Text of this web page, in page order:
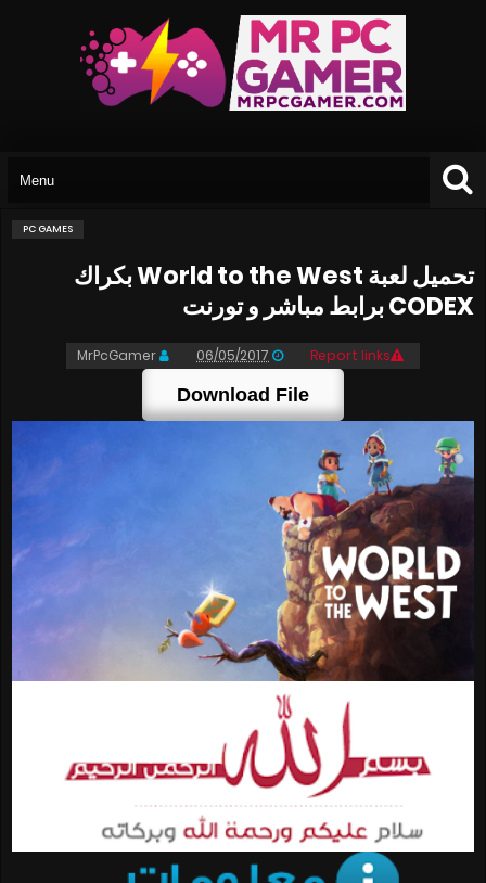
PC GAMES
تحميل لعبة World to the West بكراك
CODEX برابط مباشر و تورنت
MrPcGamer 06/05/2017 Report links
Download File